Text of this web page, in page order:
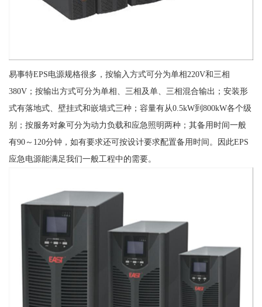
易事特EPS电源规格很多，按输入方式可分为单相220V和三相
380V；按输出方式可分为单相、三相及单、三相混合输出；安装形
式有落地式、壁挂式和嵌墙式三种；容量有从0.5kW到800kW各个级
别；按服务对象可分为动力负载和应急照明两种；其备用时间一般
有90～120分钟，如有要求还可按设计要求配置备用时间。因此EPS
应急电源能满足我们一般工程中的需要。